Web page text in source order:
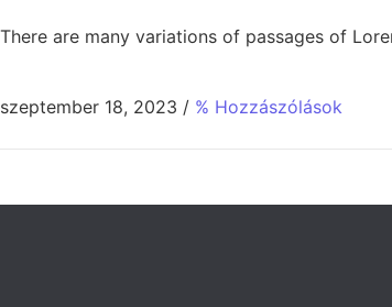
There are many variations of passages of
szeptember 18, 2023 / % Hozzászólások